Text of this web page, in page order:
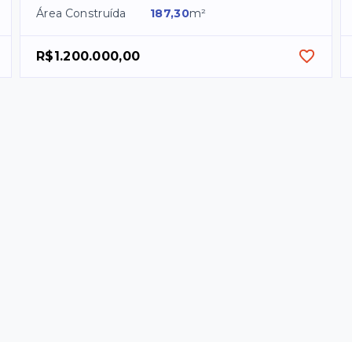
Área Construída 187,30m²
R$1.200.000,00